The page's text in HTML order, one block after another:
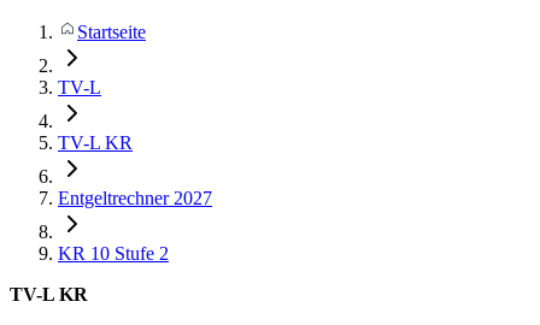
Startseite
TV-L
TV-L KR
Entgeltrechner 2027
KR 10 Stufe 2
TV-L KR